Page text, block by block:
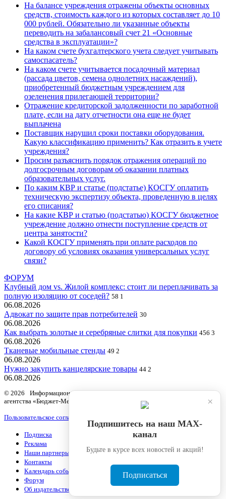
На балансе учреждения отражены объекты основных
средств, стоимость каждого из которых составляет до 10
000 рублей. Обязательно ли указанные объекты
переводить на забалансовый счет 21 «Основные
средства в эксплуатации»?
На каком счете бухгалтерского учета следует учитывать
самоспасатель?
На каком счете учитывается посадочный материал
(рассада цветов, семена однолетних насаждений),
приобретенный бюджетным учреждением для
озеленения прилегающей территории?
Отражение кредиторской задолженности по заработной
плате, если на дату отчетности она еще не будет
выплачена
Поставщик нарушил сроки поставки оборудования.
Какую классификацию применить? Как отразить в учете
учреждения?
Просим разъяснить порядок отражения операций по
долгосрочным договорам об оказании платных
образовательных услуг.
По каким КВР и статье (подстатье) КОСГУ оплатить
техническую экспертизу объекта, проведенную в целях
его списания?
На какие КВР и статью (подстатью) КОСГУ бюджетное
учреждение должно отнести поступление средств от
центра занятости?
Какой КОСГУ применять при оплате расходов по
договору об условиях оказания универсальных услуг
связи?
ФОРУМ
Клубный дом vs. Жилой комплекс: стоит ли переплачивать за
полную изоляцию от соседей? 58 1
06.08.2026
Адвокат по защите прав потребителей 30
06.08.2026
Как выбрать золотые и серебряные слитки для покупки 456 3
06.08.2026
Тканевые мобильные стенды 49 2
06.08.2026
Нужно закупить канцелярские товары 44 2
06.08.2026
© 2026 Информационный продукт «Бюджетный учет» информационного
агентства «Бюджет-Медиа»
Пользовательское соглашение
Подписка
Реклама
Наши партнеры
Контакты
Календарь событий
Форум
Об издательстве
×
Подпишитесь на наш МАХ-
канал
Будьте в курсе всех новостей и акций!
Подписаться